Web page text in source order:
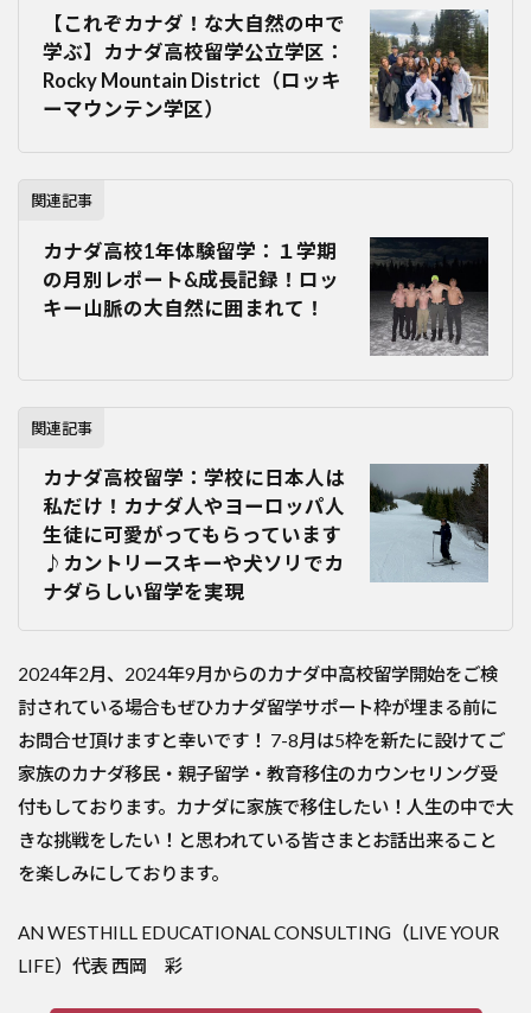
【これぞカナダ！な大自然の中で
学ぶ】カナダ高校留学公立学区：
Rocky Mountain District（ロッキ
ーマウンテン学区）
関連記事
カナダ高校1年体験留学：１学期
の月別レポート&成長記録！ロッ
キー山脈の大自然に囲まれて！
関連記事
カナダ高校留学：学校に日本人は
私だけ！カナダ人やヨーロッパ人
生徒に可愛がってもらっています
♪カントリースキーや犬ソリでカ
ナダらしい留学を実現
2024年2月、2024年9月からのカナダ中高校留学開始をご検
討されている場合もぜひカナダ留学サポート枠が埋まる前に
お問合せ頂けますと幸いです！ 7-8月は5枠を新たに設けてご
家族のカナダ移民・親子留学・教育移住のカウンセリング受
付もしております。カナダに家族で移住したい！人生の中で大
きな挑戦をしたい！と思われている皆さまとお話出来ること
を楽しみにしております。
AN WESTHILL EDUCATIONAL CONSULTING（LIVE YOUR
LIFE）代表 西岡 彩